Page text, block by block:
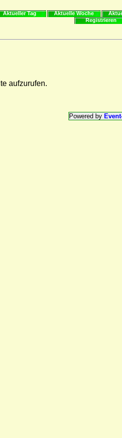
Aktueller Tag Aktuelle Woche
Registrieren
aufzurufen.
Powered by